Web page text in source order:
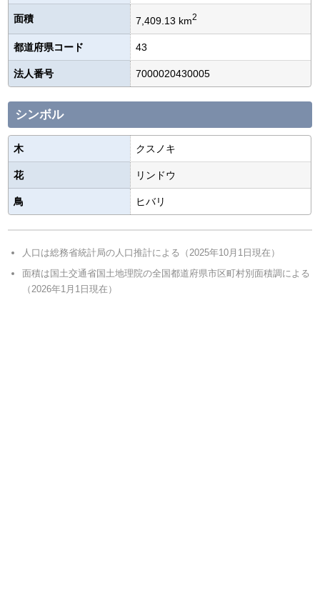
面積 7,409.13 km2
都道府県コード 43
法人番号 7000020430005
シンボル
木 クスノキ
花 リンドウ
鳥 ヒバリ
人口は総務省統計局の人口推計による（2025年10月1日現在）
面積は国土交通省国土地理院の全国都道府県市区町村別面積調による
（2026年1月1日現在）